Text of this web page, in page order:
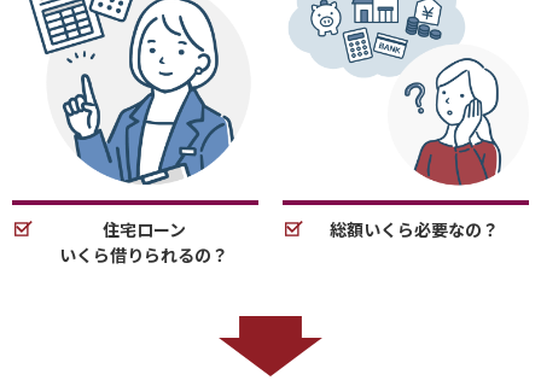
住宅ローン
いくら借りられるの？
総額いくら必要なの？